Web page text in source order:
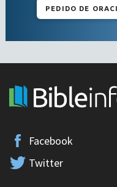
PEDIDO DE
Facebook
Twitter